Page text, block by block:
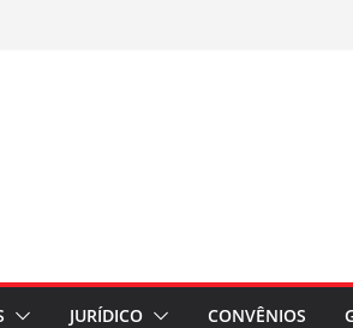
JURÍDICO CONVÊNIOS